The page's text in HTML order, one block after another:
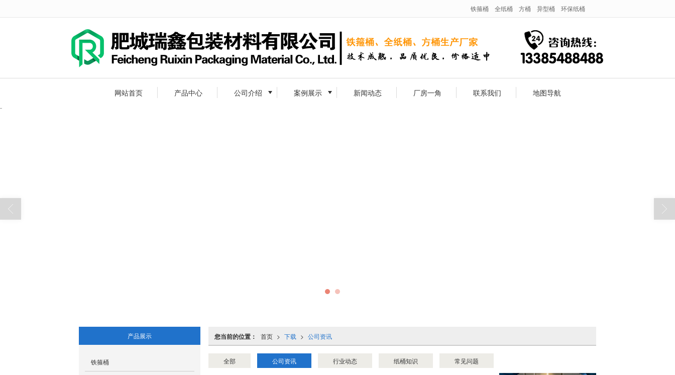
铁箍桶 全纸桶 方桶 异型桶 环保纸桶
网站首页 产品中心 公司介绍 案例展示 新闻动态 厂房一角 联系我们 地图导航
您当前的位置： 首页 > 下载 > 公司资讯
全部 公司资讯 行业动态 纸桶知识 常见问题
产品展示
铁箍桶